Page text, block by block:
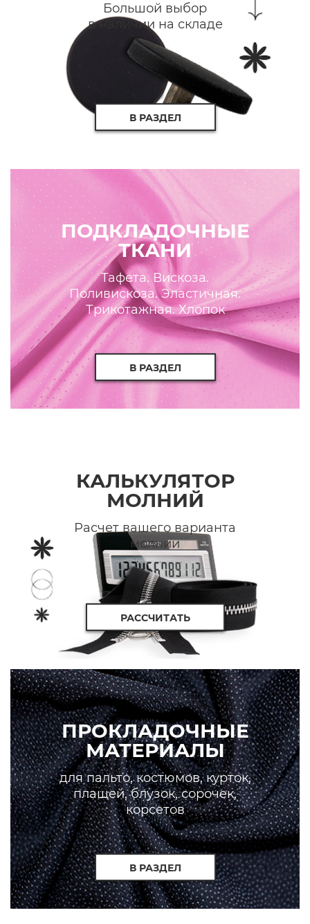
Большой выбор
в наличии на складе
В РАЗДЕЛ
ПОДКЛАДОЧНЫЕ
ТКАНИ
Тафета. Вискоза.
Поливискоза. Эластичная.
Трикотажная. Хлопок
В РАЗДЕЛ
КАЛЬКУЛЯТОР
МОЛНИЙ
Расчет вашего варианта
молнии
РАССЧИТАТЬ
ПРОКЛАДОЧНЫЕ
МАТЕРИАЛЫ
для пальто, костюмов, курток,
плащей, блузок, сорочек,
корсетов
В РАЗДЕЛ